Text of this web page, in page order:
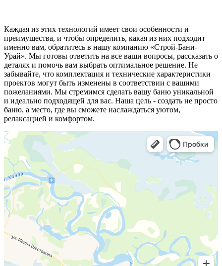
Каждая из этих технологий имеет свои особенности и
преимущества, и чтобы определить, какая из них подходит
именно вам, обратитесь в нашу компанию «Строй-Бани-
Урай». Мы готовы ответить на все ваши вопросы, рассказать о
деталях и помочь вам выбрать оптимальное решение. Не
забывайте, что комплектация и технические характеристики
проектов могут быть изменены в соответствии с вашими
пожеланиями. Мы стремимся сделать вашу баню уникальной
и идеально подходящей для вас. Наша цель - создать не просто
баню, а место, где вы сможете наслаждаться уютом,
релаксацией и комфортом.